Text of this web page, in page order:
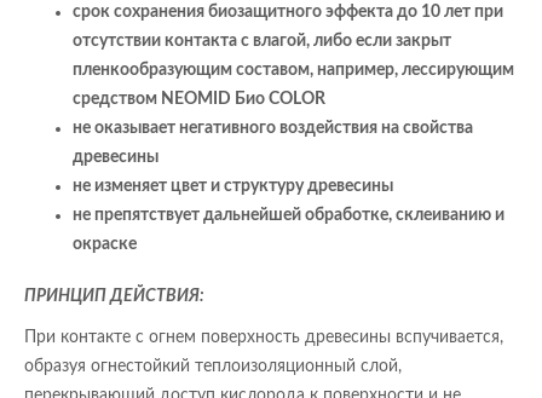
срок сохранения биозащитного эффекта до 10 лет при
отсутствии контакта с влагой, либо если закрыт
пленкообразующим составом, например, лессирующим
средством NEOMID Био COLOR
не оказывает негативного воздействия на свойства
древесины
не изменяет цвет и структуру древесины
не препятствует дальнейшей обработке, склеиванию и
окраске
ПРИНЦИП ДЕЙСТВИЯ:
При контакте с огнем поверхность древесины вспучивается,
образуя огнестойкий теплоизоляционный слой,